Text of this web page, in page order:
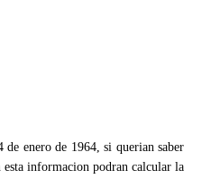
enero de 1964, si querian saber
esta informacion podran calcular la